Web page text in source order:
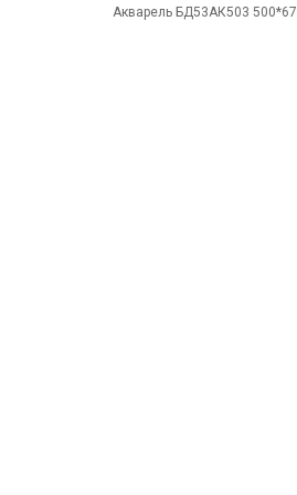
Акварель БД53АК503 500*67